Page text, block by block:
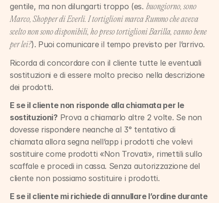
gentile, ma non dilungarti troppo (es. buongiorno, sono
Marco, Shopper di Everli. I tortiglioni marca Rummo che aveva
scelto non sono disponibili, ho preso tortiglioni Barilla, vanno bene
per lei?). Puoi comunicare il tempo previsto per l’arrivo.
Ricorda di concordare con il cliente tutte le eventuali
sostituzioni e di essere molto preciso nella descrizione
dei prodotti.
E se il cliente non risponde alla chiamata per le
sostituzioni? Prova a chiamarlo altre 2 volte. Se non
dovesse rispondere neanche al 3° tentativo di
chiamata allora segna nell’app i prodotti che volevi
sostituire come prodotti «Non Trovati», rimettili sullo
scaffale e procedi in cassa. Senza autorizzazione del
cliente non possiamo sostituire i prodotti.
E se il cliente mi richiede di annullare l’ordine durante